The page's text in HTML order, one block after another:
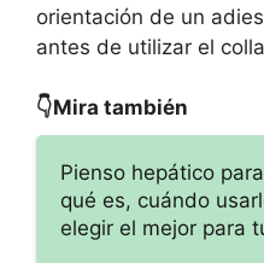
orientación de un
antes de utilizar el
👇Mira también
Pienso hepático
qué es, cuándo
elegir el mejor para